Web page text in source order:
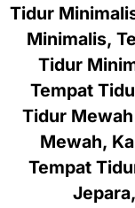
Tidur
Minimalis,
Tidur
Tempat
Tidur
Mewah,
Tempat